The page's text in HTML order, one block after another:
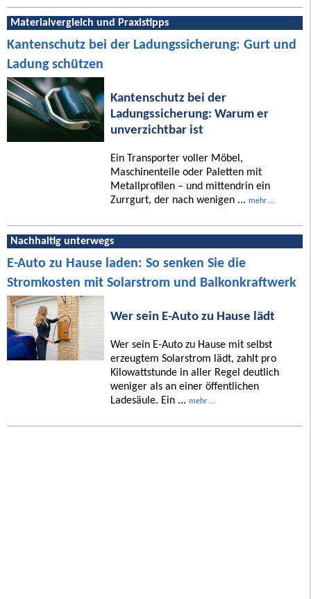
Materialvergleich und Praxistipps
Kantenschutz bei der Ladungssicherung: Gurt und
Ladung schützen
Kantenschutz bei der
Ladungssicherung: Warum er
unverzichtbar ist
Ein Transporter voller Möbel,
Maschinenteile oder Paletten mit
Metallprofilen – und mittendrin ein
Zurrgurt, der nach wenigen ... mehr ...
Nachhaltig unterwegs
E-Auto zu Hause laden: So senken Sie die
Stromkosten mit Solarstrom und Balkonkraftwerk
Wer sein E-Auto zu Hause lädt
Wer sein E-Auto zu Hause mit selbst
erzeugtem Solarstrom lädt, zahlt pro
Kilowattstunde in aller Regel deutlich
weniger als an einer öffentlichen
Ladesäule. Ein ... mehr ...